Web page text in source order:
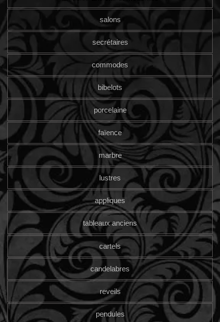
salons
secrétaires
commodes
bibelots
porcelaine
faïence
marbre
lustres
appliques
tableaux anciens
cartels
candelabres
reveils
pendules